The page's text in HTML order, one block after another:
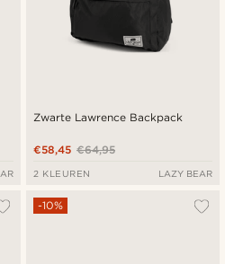
Zwarte Lawrence Backpack
€64,95
€58,45
2 KLEUREN LAZY BEAR
-10%